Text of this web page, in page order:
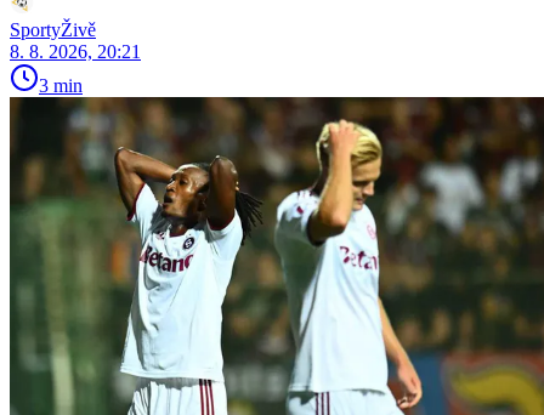
SportyŽivě
8. 8. 2026, 20:21
3 min